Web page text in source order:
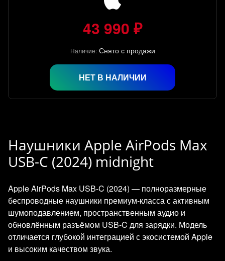
43 990 ₽
Наличие: Снято с продажи
НЕТ В НАЛИЧИИ
Наушники Apple AirPods Max
USB-C (2024) midnight
Apple AirPods Max USB‑C (2024) — полноразмерные
беспроводные наушники премиум‑класса с активным
шумоподавлением, пространственным аудио и
обновлённым разъёмом USB‑C для зарядки. Модель
отличается глубокой интеграцией с экосистемой Apple
и высоким качеством звука.